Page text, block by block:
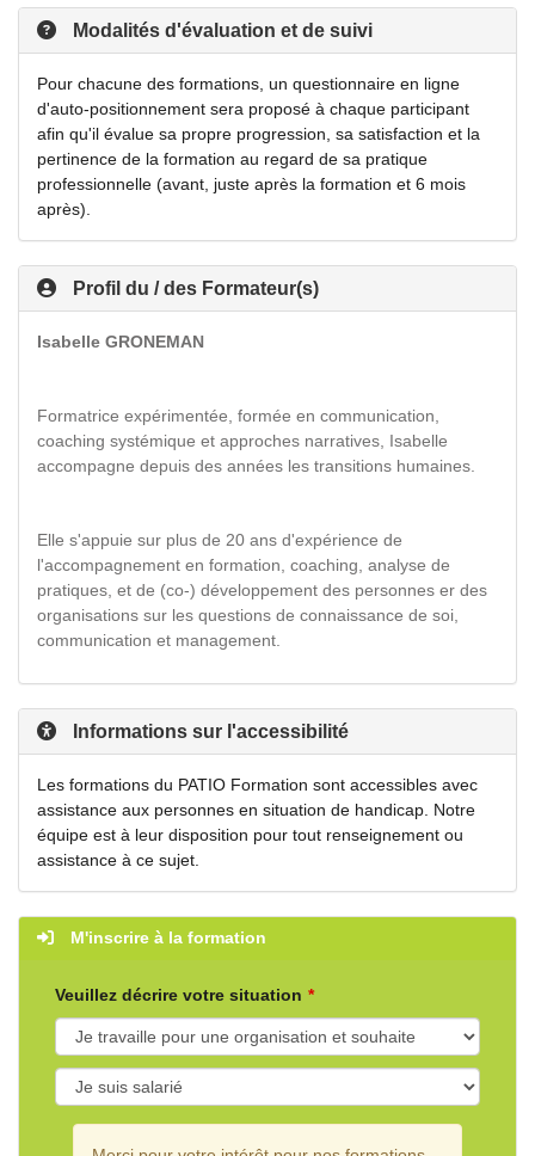
Modalités d'évaluation et de suivi
Pour chacune des formations, un questionnaire en ligne
d'auto-positionnement sera proposé à chaque participant
afin qu'il évalue sa propre progression, sa satisfaction et la
pertinence de la formation au regard de sa pratique
professionnelle (avant, juste après la formation et 6 mois
après).
Profil du / des Formateur(s)
Isabelle GRONEMAN
Formatrice expérimentée, formée en communication,
coaching systémique et approches narratives, Isabelle
accompagne depuis des années les transitions humaines.
Elle s'appuie sur plus de 20 ans d'expérience de
l'accompagnement en formation, coaching, analyse de
pratiques, et de (co-) développement des personnes er des
organisations sur les questions de connaissance de soi,
communication et management.
Informations sur l'accessibilité
Les formations du PATIO Formation sont accessibles avec
assistance aux personnes en situation de handicap. Notre
équipe est à leur disposition pour tout renseignement ou
assistance à ce sujet.
M'inscrire à la formation
Veuillez décrire votre situation